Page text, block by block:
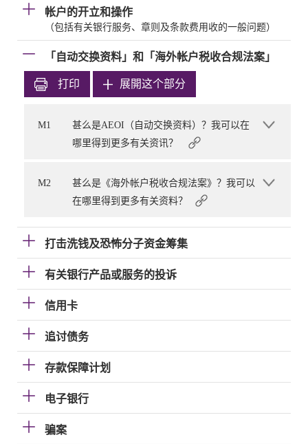
帐户的开立和操作
（包括有关银行服务、章则及条款费用收的一般问题）
「自动交换资料」和「海外帐户税收合规法案」
打印 展開这个部分
M1
甚么是AEOI（自动交换资料）？我可以在
哪里得到更多有关资讯？
M2
甚么是《海外帐户税收合规法案》？我可以
在哪里得到更多有关资料？
打击洗钱及恐怖分子资金筹集
有关银行产品或服务的投诉
信用卡
追讨债务
存款保障计划
电子银行
骗案